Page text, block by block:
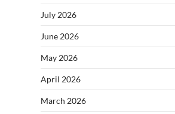
July 2026
June 2026
May 2026
April 2026
March 2026